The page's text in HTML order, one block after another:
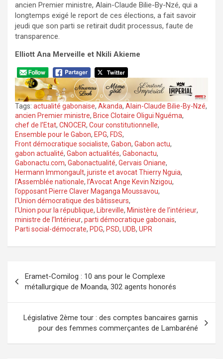
ancien Premier ministre, Alain-Claude Bilie-By-Nzé, qui a
longtemps exigé le report de ces élections, a fait savoir
jeudi que son parti se retirait dudit processus, faute de
transparence.
Elliott Ana Merveille et Nkili Akieme
Tags: actualité gabonaise, Akanda, Alain-Claude Bilie-By-Nzé,
ancien Premier ministre, Brice Clotaire Oligui Nguéma,
chef de l’Etat, CNOCER, Cour constitutionnelle,
Ensemble pour le Gabon, EPG, FDS,
Front démocratique socialiste, Gabon, Gabon actu,
gabon actualité, Gabon actualités, Gabonactu,
Gabonactu.com, Gabonactualité, Gervais Oniane,
Hermann Immongault, juriste et avocat Thierry Nguia,
l’Assemblée nationale, l’Avocat Ange Kevin Nzigou,
l’opposant Pierre Claver Maganga Moussavou,
l’Union démocratique des bâtisseurs,
l’Union pour la république, Libreville, Ministère de l’intérieur,
ministre de l’Intérieur, parti démocratique gabonais,
Parti social-démocrate, PDG, PSD, UDB, UPR
de
l’article
Eramet-Comilog : 10 ans pour le Complexe
métallurgique de Moanda, 302 agents honorés
Législative 2ème tour : des comptes bancaires garnis
pour des femmes commerçantes de Lambaréné